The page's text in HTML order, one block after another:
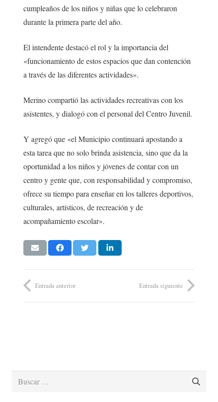
cumpleaños de los niños y niñas que lo celebraron
durante la primera parte del año.
El intendente destacó el rol y la importancia del
«funcionamiento de estos espacios que dan contención
a través de las diferentes actividades».
Merino compartió las actividades recreativas con los
asistentes, y dialogó con el personal del Centro Juvenil.
Y agregó que «el Municipio continuará apostando a
esta tarea que no solo brinda asistencia, sino que da la
oportunidad a los niños y jóvenes de contar con un
centro y gente que, con responsabilidad y compromiso,
ofrece su tiempo para enseñar en los talleres deportivos,
culturales, artísticos, de recreación y de
acompañamiento escolar».
Entrada anterior Entrada siguiente
Buscar: